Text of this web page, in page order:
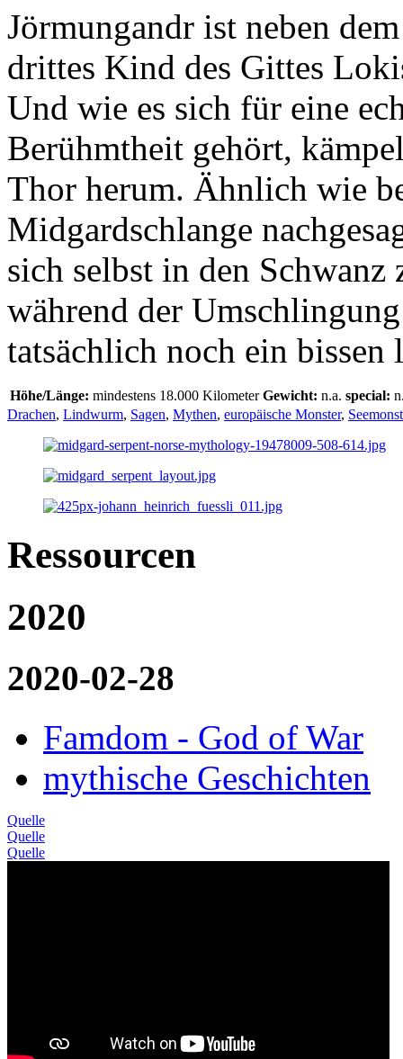
Jörmungandr ist neben
drittes Kind des Gittes
Und wie es sich für eine
Berühmtheit gehört,
Thor herum. Ähnlich wie
Midgardschlange
sich selbst in den Schwanz
während der
tatsächlich noch ein bissen
Höhe/Länge: mindestens 18.000 Kilometer Gewicht: n.a. special:
Drachen, Lindwurm, Sagen, Mythen, europäische Monster,
Ressourcen
2020
2020-02-28
Famdom - God of War
mythische Geschichten
Quelle
Quelle
Quelle